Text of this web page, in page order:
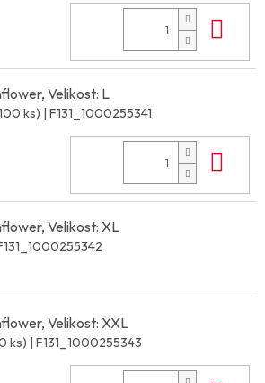
Velikost: L
ks) | F131_1000255341
Velikost: XL
F131_1000255342
Velikost: XXL
ks) | F131_1000255343